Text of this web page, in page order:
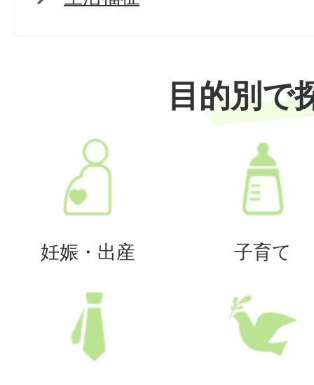
目的別で
妊娠・出産 子育て